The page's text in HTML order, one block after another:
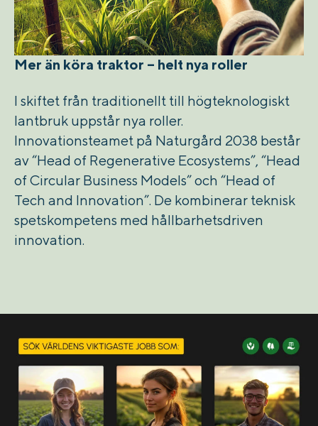
Mer än köra traktor – helt nya roller
I skiftet från traditionellt till högteknologiskt
lantbruk uppstår nya roller.
Innovationsteamet på Naturgård 2038 består
av “Head of Regenerative Ecosystems”, “Head
of Circular Business Models” och “Head of
Tech and Innovation”. De kombinerar teknisk
spetskompetens med hållbarhetsdriven
innovation.